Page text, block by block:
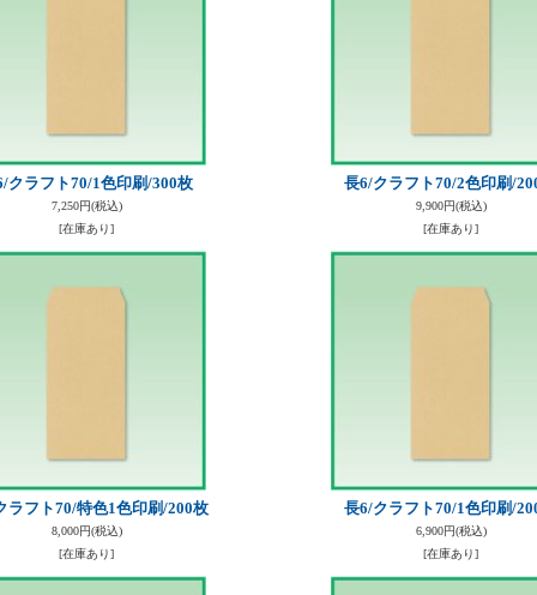
クラフト70/1色印刷/300枚
7,250円(税込)
[在庫あり]
長6/クラフト70/2色印刷/
9,900円(税込)
[在庫あり]
ラフト70/特色1色印刷/200枚
8,000円(税込)
[在庫あり]
長6/クラフト70/1色印刷/
6,900円(税込)
[在庫あり]